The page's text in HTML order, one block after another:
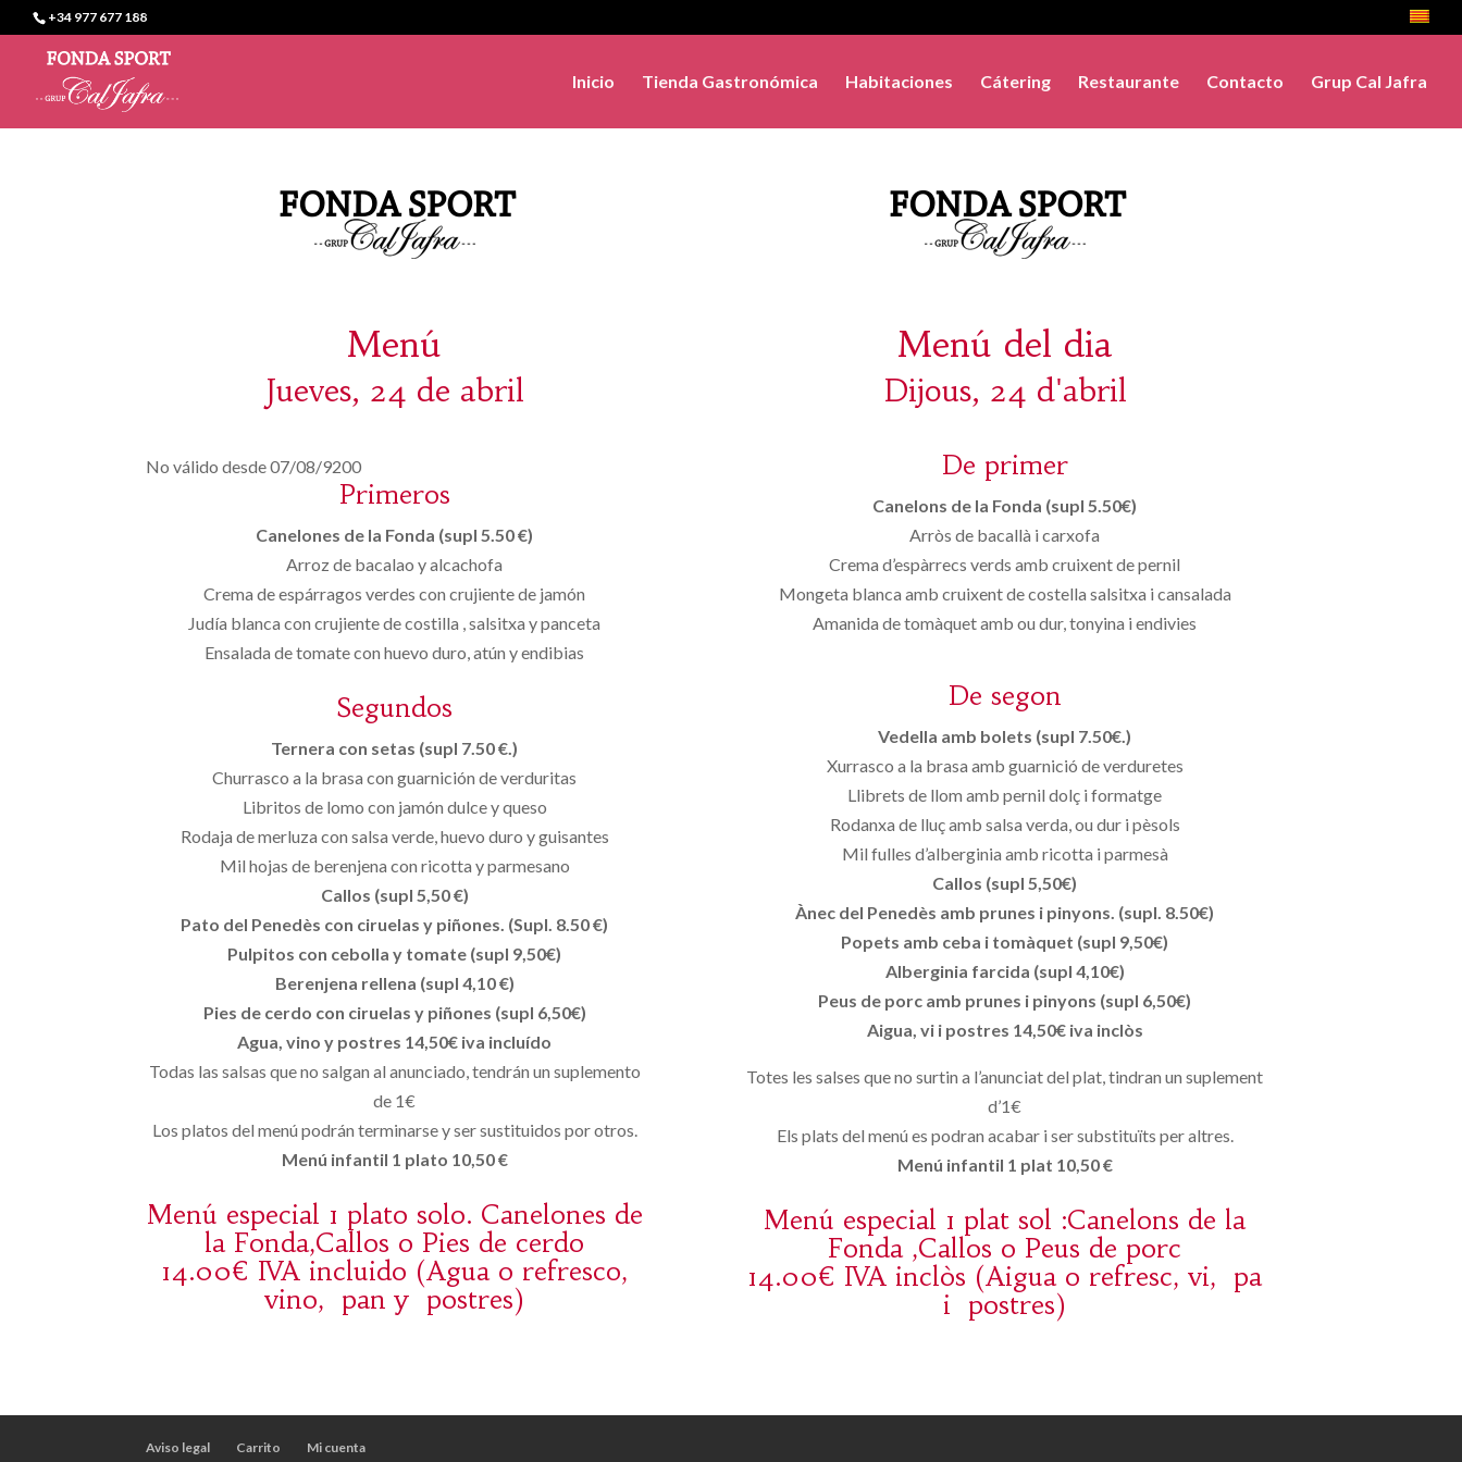
+34 977 677 188
Inicio Tienda Gastronómica Habitaciones Cátering Restaurante Contacto Grup Cal Jafra
Menú
Jueves, 24 de abril
No válido desde 07/08/9200
Primeros
Canelones de la Fonda (supl 5.50 €)
Arroz de bacalao y alcachofa
Crema de espárragos verdes con crujiente de jamón
Judía blanca con crujiente de costilla , salsitxa y panceta
Ensalada de tomate con huevo duro, atún y endibias
Segundos
Ternera con setas (supl 7.50 €.)
Churrasco a la brasa con guarnición de verduritas
Libritos de lomo con jamón dulce y queso
Rodaja de merluza con salsa verde, huevo duro y guisantes
Mil hojas de berenjena con ricotta y parmesano
Callos (supl 5,50 €)
Pato del Penedès con ciruelas y piñones. (Supl. 8.50 €)
Pulpitos con cebolla y tomate (supl 9,50€)
Berenjena rellena (supl 4,10 €)
Pies de cerdo con ciruelas y piñones (supl 6,50€)
Agua, vino y postres 14,50€ iva incluído
Todas las salsas que no salgan al anunciado, tendrán un suplemento
de 1€
Los platos del menú podrán terminarse y ser sustituidos por otros.
Menú infantil 1 plato 10,50 €
Menú especial 1 plato solo. Canelones de
la Fonda,Callos o Pies de cerdo
14.00€ IVA incluido (Agua o refresco,
vino, pan y postres)
Menú del dia
Dijous, 24 d'abril
De primer
Canelons de la Fonda (supl 5.50€)
Arròs de bacallà i carxofa
Crema d’espàrrecs verds amb cruixent de pernil
Mongeta blanca amb cruixent de costella salsitxa i cansalada
Amanida de tomàquet amb ou dur, tonyina i endivies
De segon
Vedella amb bolets (supl 7.50€.)
Xurrasco a la brasa amb guarnició de verduretes
Llibrets de llom amb pernil dolç i formatge
Rodanxa de lluç amb salsa verda, ou dur i pèsols
Mil fulles d’alberginia amb ricotta i parmesà
Callos (supl 5,50€)
Ànec del Penedès amb prunes i pinyons. (supl. 8.50€)
Popets amb ceba i tomàquet (supl 9,50€)
Alberginia farcida (supl 4,10€)
Peus de porc amb prunes i pinyons (supl 6,50€)
Aigua, vi i postres 14,50€ iva inclòs
Totes les salses que no surtin a l’anunciat del plat, tindran un suplement
d’1€
Els plats del menú es podran acabar i ser substituïts per altres.
Menú infantil 1 plat 10,50 €
Menú especial 1 plat sol :Canelons de la
Fonda ,Callos o Peus de porc
14.00€ IVA inclòs (Aigua o refresc, vi, pa
i postres)
Aviso legal Carrito Mi cuenta